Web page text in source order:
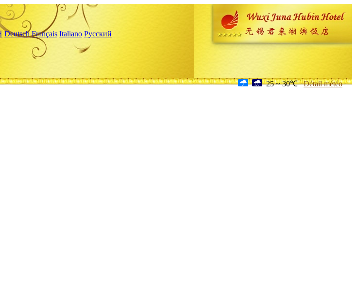
Deutsch Français Italiano Русский
25 ~ 30℃ Détail météo